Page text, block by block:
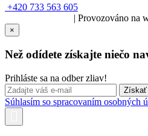
+420 733 563 605
| Provozováno na
×
Než odídete získajte niečo
Prihláste sa na odber zliav!
Súhlasím so spracovaním osobných